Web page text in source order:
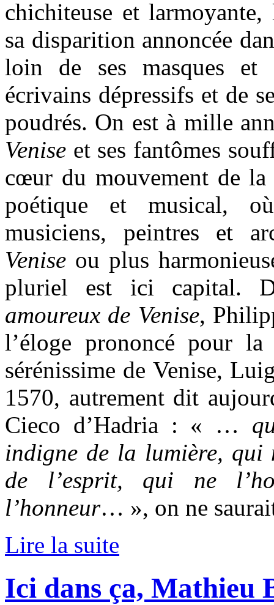
chichiteuse et
sa disparition annoncée
loin de ses masques et
écrivains dépressifs et de
poudrés. On est à mille
Venise et ses fantômes
cœur du mouvement de
poétique et musical,
musiciens, peintres et
Venise ou plus
pluriel est ici capital.
amoureux de Venise,
l’éloge prononcé pour
sérénissime de Venise,
1570, autrement dit
Cieco d’Hadria : « …
indigne de la lumière, qui
de l’esprit, qui ne
l’honneur… », on ne
Lire la suite
Ici dans ça, Mathieu